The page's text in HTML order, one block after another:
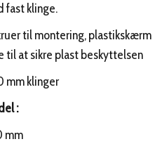
fast klinge.
til montering, plastikskærm
til at sikre plast beskyttelsen
mm klinger
:
mm